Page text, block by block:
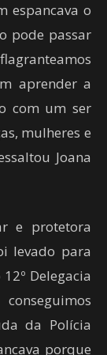
espancava o
pode passar
aprender a
com um ser
mulheres e
Joana
e protetora
levado para
Delegacia
da Polícia
porque